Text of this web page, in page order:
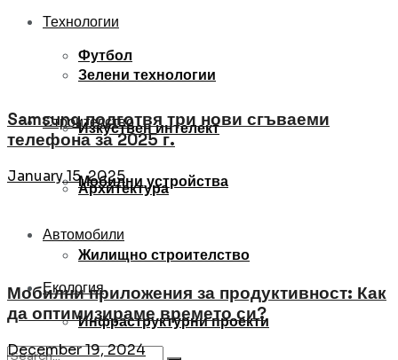
Футбол
Строителство
Архитектура
Жилищно строителство
Инфраструктурни проекти
Технологии
Зелени технологии
Изкуствен интелект
Мобилни устройства
Автомобили
Екология
Samsung подготвя три нови сгъваеми
телефона за 2025 г.
January 15, 2025
Мобилни приложения за продуктивност: Как
да оптимизираме времето си?
December 19, 2024